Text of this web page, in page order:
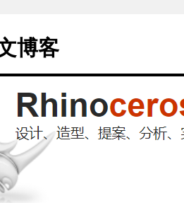
博客